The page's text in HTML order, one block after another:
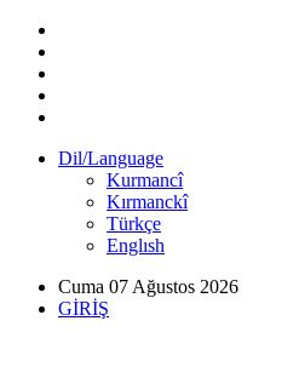
Dil/Language
Kurmancî
Kırmanckî
Türkçe
Englısh
Cuma 07 Ağustos 2026
GİRİŞ